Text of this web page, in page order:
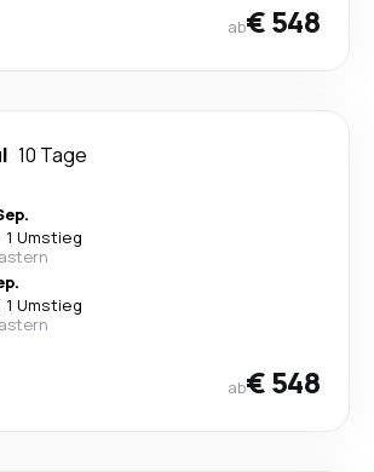
ab€ 548
10 Tage
1 Umstieg
1 Umstieg
ab€ 548